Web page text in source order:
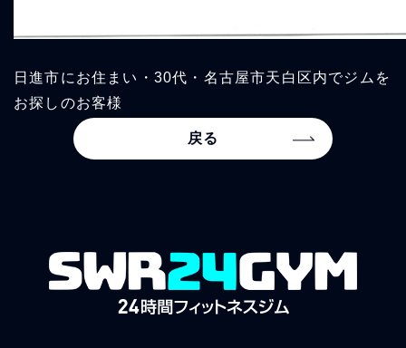
日進市にお住まい・30代・名古屋市天白区内でジムを
お探しのお客様
戻る